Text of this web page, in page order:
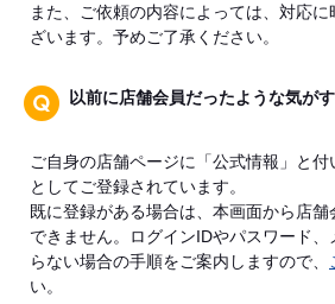
また、ご依頼の内容によっては、対応
ざいます。予めご了承ください。
以前に店舗会員だったような気がす
ご自身の店舗ページに「公式情報」と
としてご登録されています。
既に登録がある場合は、本画面から店
できません。ログインIDやパスワード
らない場合の手順をご案内しますので、
い。